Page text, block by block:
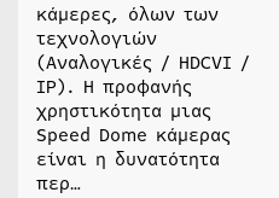
κάμερες, όλων των
τεχνολογιών
(Αναλογικές / HDCVI /
IP). Η προφανής
χρηστικότητα μιας
Speed Dome κάμερας
είναι η δυνατότητα
περ…